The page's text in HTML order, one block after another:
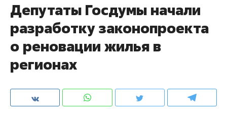
Депутаты Госдумы начали
разработку законопроекта
о реновации жилья в
регионах